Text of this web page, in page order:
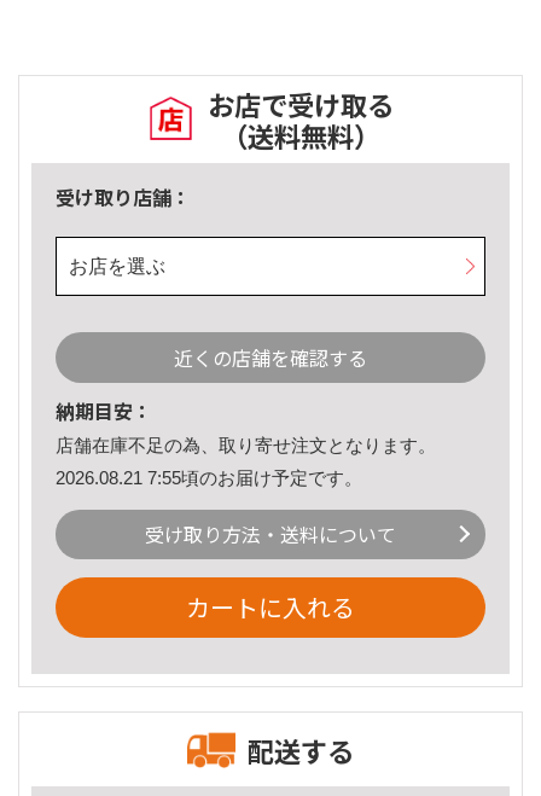
お店で受け取る
（送料無料）
受け取り店舗：
お店を選ぶ
近くの店舗を確認する
納期目安：
店舗在庫不足の為、取り寄せ注文となります。
2026.08.21 7:55頃のお届け予定です。
受け取り方法・送料について
カートに入れる
配送する